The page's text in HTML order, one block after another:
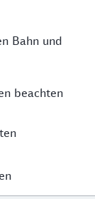
Bahn und
beachten